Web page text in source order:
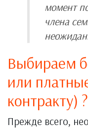
момент
члена
Выбираем
или
контракту) ?
Прежде всего,